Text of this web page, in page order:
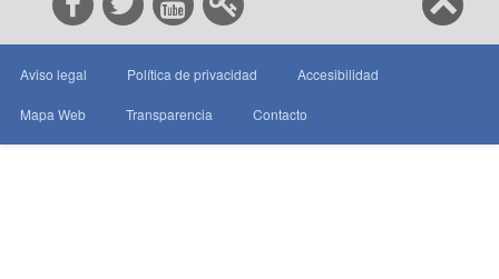
Aviso legal Política de privacidad Accesibilidad
Mapa Web Transparencia Contacto